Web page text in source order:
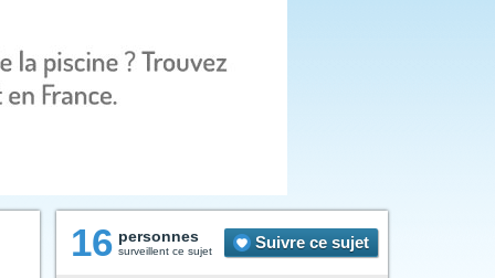
16 personnes
surveillent ce sujet Suivre ce sujet